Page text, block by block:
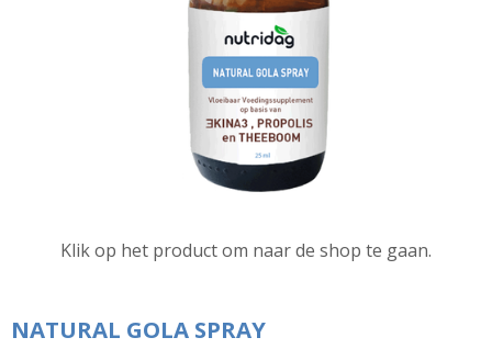
Klik op het product om naar de shop te gaan.
NATURAL GOLA SPRAY